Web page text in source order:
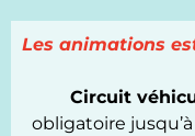
Les animations
Circuit
obligatoire jusqu’à